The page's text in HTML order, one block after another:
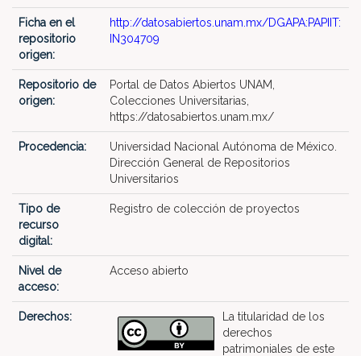
Ficha en el
repositorio
origen:
http://datosabiertos.unam.mx/DGAPA:PAPIIT:
IN304709
Repositorio de
origen:
Portal de Datos Abiertos UNAM,
Colecciones Universitarias,
https://datosabiertos.unam.mx/
Procedencia:
Universidad Nacional Autónoma de México.
Dirección General de Repositorios
Universitarios
Tipo de
recurso
digital:
Registro de colección de proyectos
Nivel de
acceso:
Acceso abierto
Derechos:
La titularidad de los
derechos
patrimoniales de este